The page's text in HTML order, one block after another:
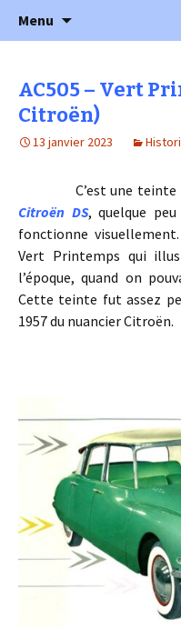
l'automobile
…
Menu
AC505 – Vert
Citroën)
13 janvier 2023
C’est une teinte
Citroën DS, quelque
fonctionne visuellement.
Vert Printemps qui
l’époque, quand on
Cette teinte fut assez
1957 du nuancier Citroën.